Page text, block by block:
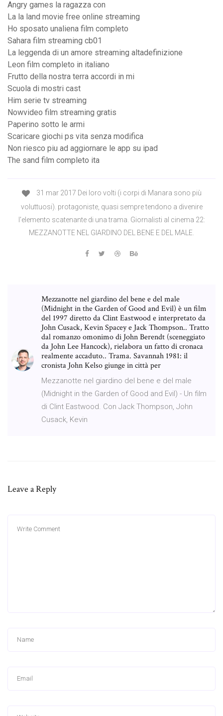
Angry games la ragazza con
La la land movie free online streaming
Ho sposato unaliena film completo
Sahara film streaming cb01
La leggenda di un amore streaming altadefinizione
Leon film completo in italiano
Frutto della nostra terra accordi in mi
Scuola di mostri cast
Him serie tv streaming
Nowvideo film streaming gratis
Paperino sotto le armi
Scaricare giochi ps vita senza modifica
Non riesco piu ad aggiornare le app su ipad
The sand film completo ita
31 mar 2017 Dei loro volti (i corpi di Manara sono più
voluttuosi). protagoniste, quasi sempre tendono a divenire
l'elemento scatenante di una trama. Giornalisti al cinema 22:
MEZZANOTTE NEL GIARDINO DEL BENE E DEL MALE.
Mezzanotte nel giardino del bene e del male
(Midnight in the Garden of Good and Evil) è un film
del 1997 diretto da Clint Eastwood e interpretato da
John Cusack, Kevin Spacey e Jack Thompson.. Tratto
dal romanzo omonimo di John Berendt (sceneggiato
da John Lee Hancock), rielabora un fatto di cronaca
realmente accaduto.. Trama. Savannah 1981: il
cronista John Kelso giunge in città per
Mezzanotte nel giardino del bene e del male
(Midnight in the Garden of Good and Evil) - Un film
di Clint Eastwood. Con Jack Thompson, John
Cusack, Kevin
Leave a Reply